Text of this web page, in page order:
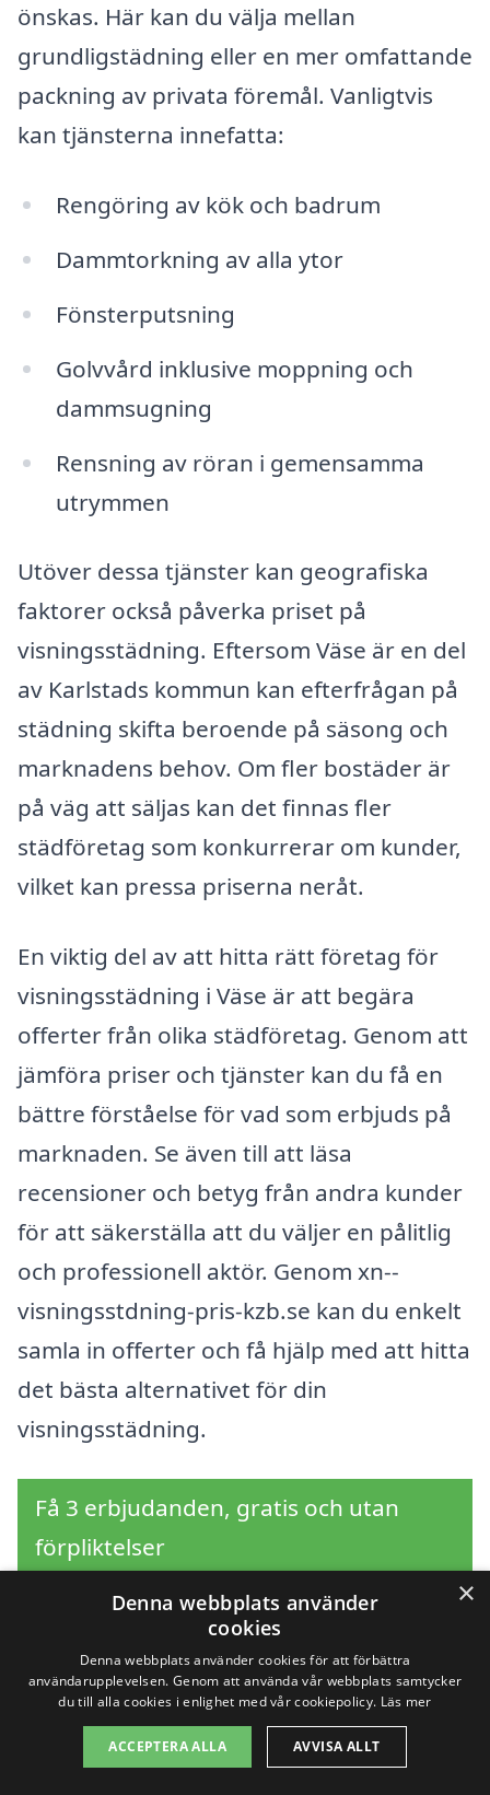
önskas. Här kan du välja mellan
grundligstädning eller en mer omfattande
packning av privata föremål. Vanligtvis
kan tjänsterna innefatta:
Rengöring av kök och badrum
Dammtorkning av alla ytor
Fönsterputsning
Golvvård inklusive moppning och
dammsugning
Rensning av röran i gemensamma
utrymmen
Utöver dessa tjänster kan geografiska
faktorer också påverka priset på
visningsstädning. Eftersom Väse är en del
av Karlstads kommun kan efterfrågan på
städning skifta beroende på säsong och
marknadens behov. Om fler bostäder är
på väg att säljas kan det finnas fler
städföretag som konkurrerar om kunder,
vilket kan pressa priserna neråt.
En viktig del av att hitta rätt företag för
visningsstädning i Väse är att begära
offerter från olika städföretag. Genom att
jämföra priser och tjänster kan du få en
bättre förståelse för vad som erbjuds på
marknaden. Se även till att läsa
recensioner och betyg från andra kunder
för att säkerställa att du väljer en pålitlig
och professionell aktör. Genom xn--
visningsstdning-pris-kzb.se kan du enkelt
samla in offerter och få hjälp med att hitta
det bästa alternativet för din
visningsstädning.
Få 3 erbjudanden, gratis och utan
förpliktelser
Sök efter en
professionell för
visningsstädning i
×
Denna webbplats använder
cookies
Denna webbplats använder cookies för att förbättra
användarupplevelsen. Genom att använda vår webbplats samtycker
du till alla cookies i enlighet med vår cookiepolicy. Läs mer
ACCEPTERA ALLA AVVISA ALLT